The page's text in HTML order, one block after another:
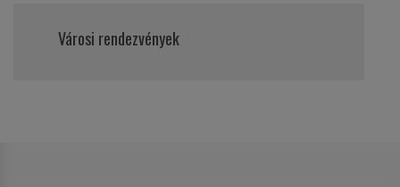
Városi rendezvények